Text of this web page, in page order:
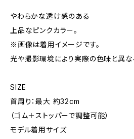
やわらかな透け感のある
上品なピンクカラー。
※画像は着用イメージです。
光や撮影環境により実際の色味と異な
SIZE
首周り：最大 約32cm
（ゴム＋ストッパーで調整可能）
モデル着用サイズ